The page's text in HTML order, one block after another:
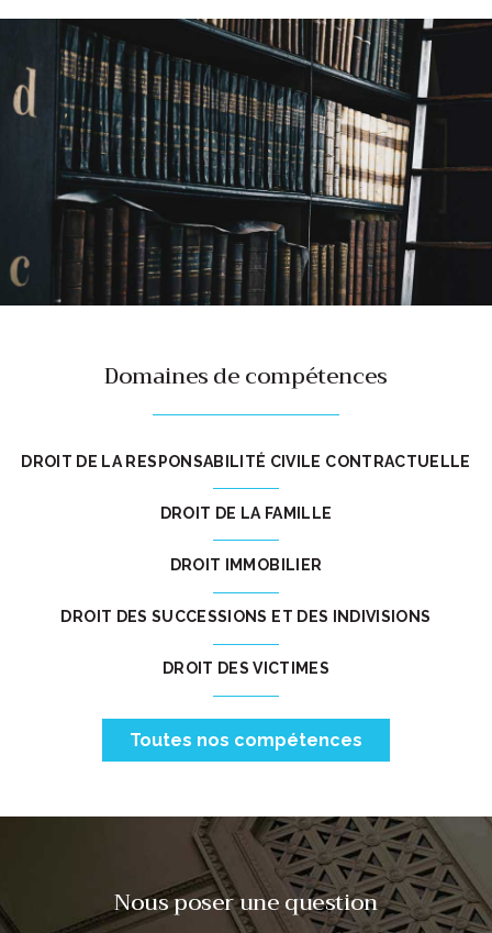
Domaines de compétences
DROIT DE LA RESPONSABILITÉ CIVILE CONTRACTUELLE
DROIT DE LA FAMILLE
DROIT IMMOBILIER
DROIT DES SUCCESSIONS ET DES INDIVISIONS
DROIT DES VICTIMES
Toutes nos compétences
Nous poser une question